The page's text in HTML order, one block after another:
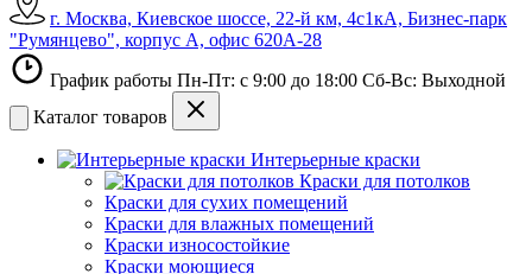
г. Москва, Киевское шоссе, 22-й км, 4с1кА, Бизнес-парк
"Румянцево", корпус А, офис 620А-28
График работы Пн-Пт: с 9:00 до 18:00 Сб-Вс: Выходной
Каталог товаров
Интерьерные краски
Краски для потолков
Краски для сухих помещений
Краски для влажных помещений
Краски износостойкие
Краски моющиеся